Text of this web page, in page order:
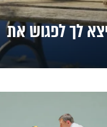
לך לפגוש את